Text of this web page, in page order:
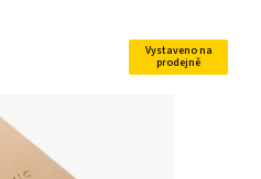
Vystaveno na
prodejně